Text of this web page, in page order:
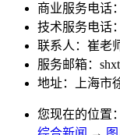
商业服务电话
技术服务电话
联系人：崔老
服务邮箱：
地址：上海市
您现在的位置：